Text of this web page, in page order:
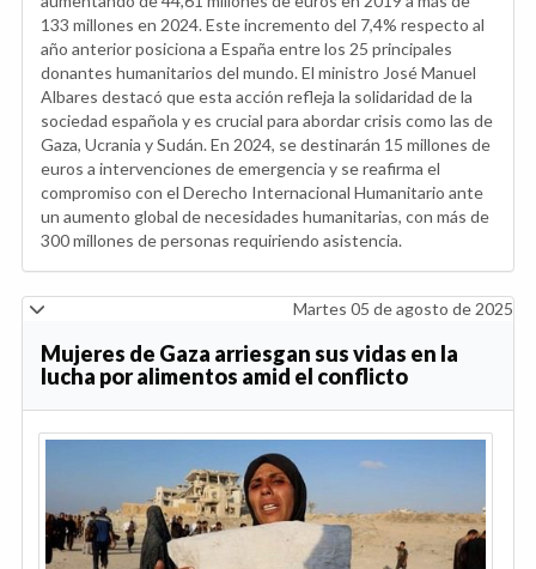
133 millones en 2024. Este incremento del 7,4% respecto al
año anterior posiciona a España entre los 25 principales
donantes humanitarios del mundo. El ministro José Manuel
Albares destacó que esta acción refleja la solidaridad de la
sociedad española y es crucial para abordar crisis como las de
Gaza, Ucrania y Sudán. En 2024, se destinarán 15 millones de
euros a intervenciones de emergencia y se reafirma el
compromiso con el Derecho Internacional Humanitario ante
un aumento global de necesidades humanitarias, con más de
300 millones de personas requiriendo asistencia.
Martes 05 de agosto de 2025
Mujeres de Gaza arriesgan sus vidas en la
lucha por alimentos amid el conflicto